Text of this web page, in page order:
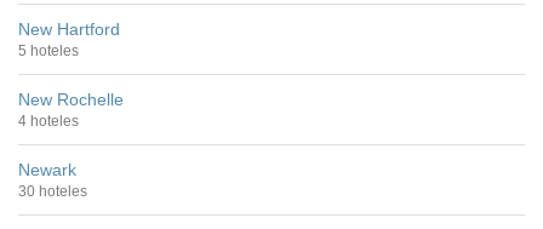
New Hartford
5 hoteles
New Rochelle
4 hoteles
Newark
30 hoteles